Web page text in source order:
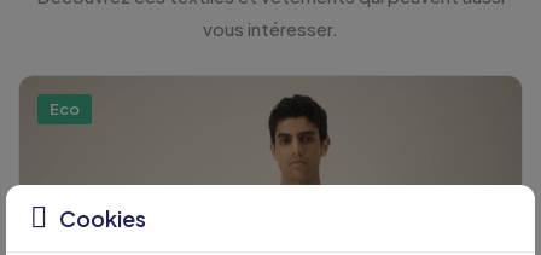
vous intéresser.
Eco
Cookies